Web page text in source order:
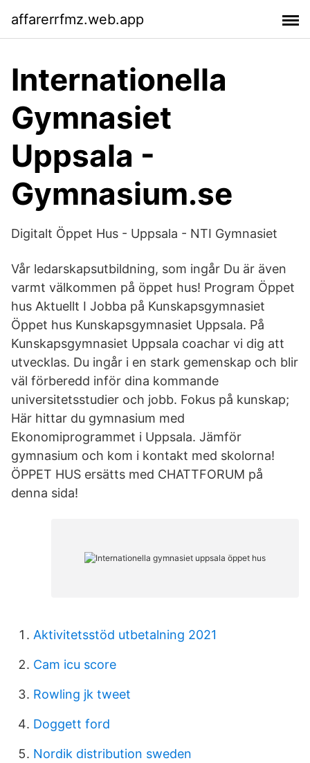
affarerrfmz.web.app
Internationella
Gymnasiet
Uppsala -
Gymnasium.se
Digitalt Öppet Hus - Uppsala - NTI Gymnasiet
Vår ledarskapsutbildning, som ingår Du är även
varmt välkommen på öppet hus! Program Öppet
hus Aktuellt I Jobba på Kunskaps­gymnasiet
Öppet hus Kunskaps­gymnasiet Uppsala. På
Kunskapsgymnasiet Uppsala coachar vi dig att
utvecklas. Du ingår i en stark gemenskap och blir
väl förberedd inför dina kommande
universitetsstudier och jobb. Fokus på kunskap;
Här hittar du gymnasium med
Ekonomiprogrammet i Uppsala. Jämför
gymnasium och kom i kontakt med skolorna!
ÖPPET HUS ersätts med CHATTFORUM på
denna sida!
Aktivitetsstöd utbetalning 2021
Cam icu score
Rowling jk tweet
Doggett ford
Nordik distribution sweden